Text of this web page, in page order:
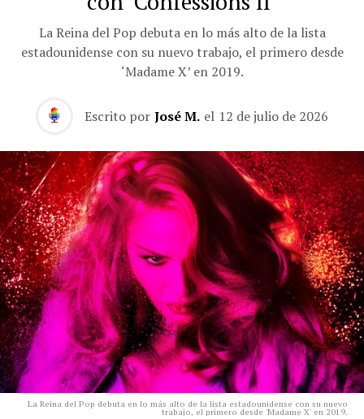
La Reina del Pop debuta en lo más alto de la lista
estadounidense con su nuevo trabajo, el primero desde
‘Madame X’ en 2019.
Escrito por José M. el 12 de julio de 2026
La Reina del Pop debuta en lo más alto de la lista estadounidense con su nuevo
trabajo, el primero desde 'Madame X' en 2019.